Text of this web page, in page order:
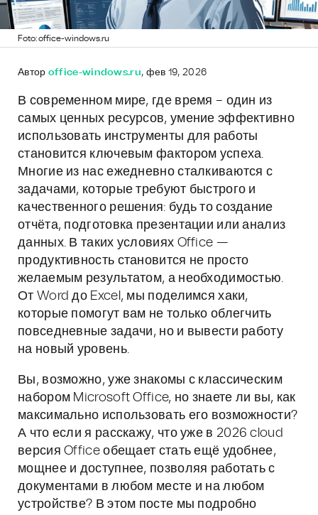
Foto: office-windows.ru
Автор office-windows.ru, фев 19, 2026
В современном мире, где время – один из
самых ценных ресурсов, умение эффективно
использовать инструменты для работы
становится ключевым фактором успеха.
Многие из нас ежедневно сталкиваются с
задачами, которые требуют быстрого и
качественного решения: будь то создание
отчёта, подготовка презентации или анализ
данных. В таких условиях Office —
продуктивность становится не просто
желаемым результатом, а необходимостью.
От Word до Excel, мы поделимся хаки,
которые помогут вам не только облегчить
повседневные задачи, но и вывести работу
на новый уровень.
Вы, возможно, уже знакомы с классическим
набором Microsoft Office, но знаете ли вы, как
максимально использовать его возможности?
А что если я расскажу, что уже в 2026 cloud
версия Office обещает стать ещё удобнее,
мощнее и доступнее, позволяя работать с
документами в любом месте и на любом
устройстве? В этом посте мы подробно